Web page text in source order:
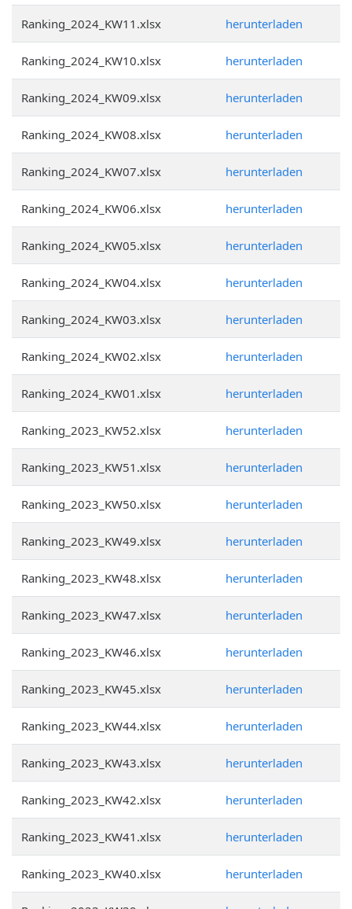
Ranking_2024_KW11.xlsx herunterladen
Ranking_2024_KW10.xlsx herunterladen
Ranking_2024_KW09.xlsx herunterladen
Ranking_2024_KW08.xlsx herunterladen
Ranking_2024_KW07.xlsx herunterladen
Ranking_2024_KW06.xlsx herunterladen
Ranking_2024_KW05.xlsx herunterladen
Ranking_2024_KW04.xlsx herunterladen
Ranking_2024_KW03.xlsx herunterladen
Ranking_2024_KW02.xlsx herunterladen
Ranking_2024_KW01.xlsx herunterladen
Ranking_2023_KW52.xlsx herunterladen
Ranking_2023_KW51.xlsx herunterladen
Ranking_2023_KW50.xlsx herunterladen
Ranking_2023_KW49.xlsx herunterladen
Ranking_2023_KW48.xlsx herunterladen
Ranking_2023_KW47.xlsx herunterladen
Ranking_2023_KW46.xlsx herunterladen
Ranking_2023_KW45.xlsx herunterladen
Ranking_2023_KW44.xlsx herunterladen
Ranking_2023_KW43.xlsx herunterladen
Ranking_2023_KW42.xlsx herunterladen
Ranking_2023_KW41.xlsx herunterladen
Ranking_2023_KW40.xlsx herunterladen